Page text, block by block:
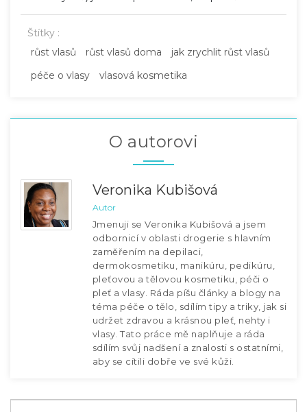
Štítky :
růst vlasů
růst vlasů doma
jak zrychlit růst vlasů
péče o vlasy
vlasová kosmetika
O autorovi
Veronika Kubišová
Autor
Jmenuji se Veronika Kubišová a jsem
odbornicí v oblasti drogerie s hlavním
zaměřením na depilaci,
dermokosmetiku, manikúru, pedikúru,
pleťovou a tělovou kosmetiku, péči o
pleť a vlasy. Ráda píšu články a blogy na
téma péče o tělo, sdílím tipy a triky, jak si
udržet zdravou a krásnou pleť, nehty i
vlasy. Tato práce mě naplňuje a ráda
sdílím svůj nadšení a znalosti s ostatními,
aby se cítili dobře ve své kůži.